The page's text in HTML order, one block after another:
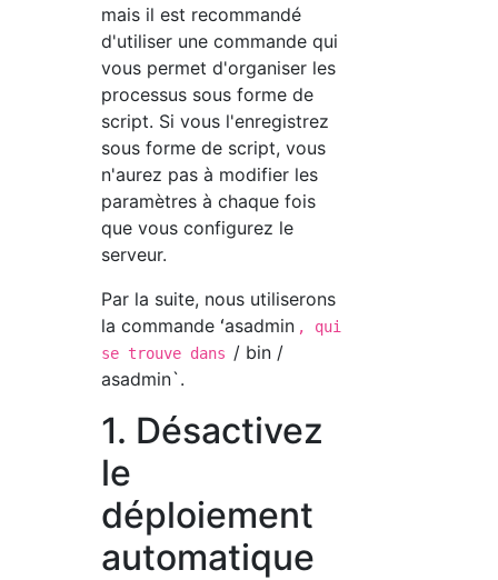
mais il est recommandé
d'utiliser une commande qui
vous permet d'organiser les
processus sous forme de
script. Si vous l'enregistrez
sous forme de script, vous
n'aurez pas à modifier les
paramètres à chaque fois
que vous configurez le
serveur.
Par la suite, nous utiliserons
la commande ʻasadmin , qui
se trouve dans / bin /
asadmin`.
1. Désactivez
le
déploiement
automatique